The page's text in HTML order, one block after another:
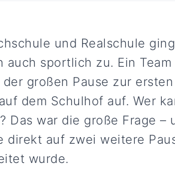
und Realschule
sportlich zu. Ein Team
großen Pause zur
dem Schulhof auf. Wer
Das war die große Frage –
direkt auf zwei weitere
wurde.